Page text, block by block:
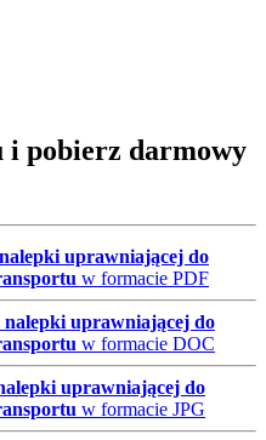
pobierz darmowy
uprawniającej do
w formacie PDF
nalepki uprawniającej do
w formacie DOC
uprawniającej do
w formacie JPG